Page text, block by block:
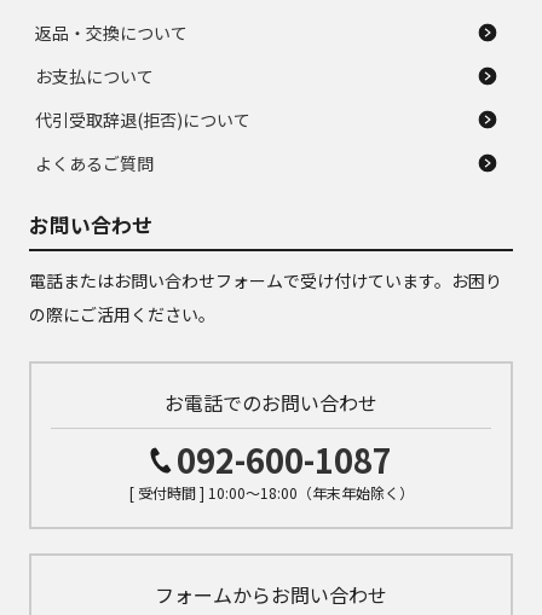
返品・交換について
お支払について
代引受取辞退(拒否)について
よくあるご質問
お問い合わせ
電話またはお問い合わせフォームで受け付けています。お困り
の際にご活用ください。
お電話でのお問い合わせ
092-600-1087
[ 受付時間 ] 10:00～18:00（年末年始除く）
フォームからお問い合わせ